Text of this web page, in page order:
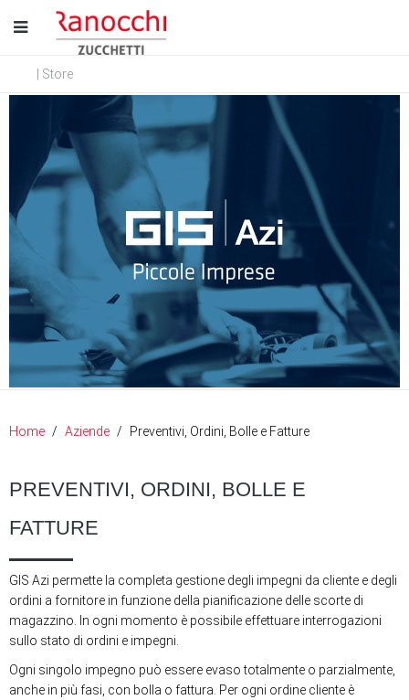
| Store
Home Aziende Preventivi, Ordini, Bolle e Fatture
PREVENTIVI, ORDINI, BOLLE E
FATTURE
GIS Azi permette la completa gestione degli impegni da cliente e degli
ordini a fornitore in funzione della pianificazione delle scorte di
magazzino. In ogni momento è possibile effettuare interrogazioni
sullo stato di ordini e impegni.
Ogni singolo impegno può essere evaso totalmente o parzialmente,
anche in più fasi, con bolla o fattura. Per ogni ordine cliente è